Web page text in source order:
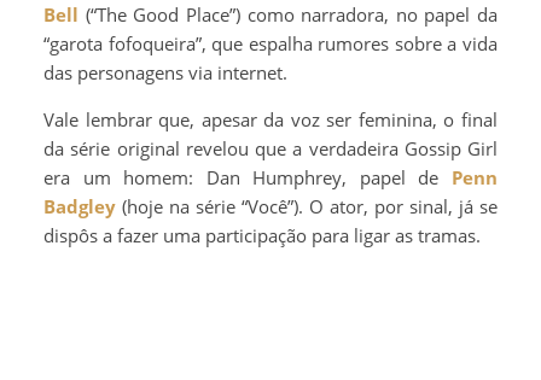
Bell (“The Good Place”) como narradora, no papel da
“garota fofoqueira”, que espalha rumores sobre a vida
das personagens via internet.
Vale lembrar que, apesar da voz ser feminina, o final
da série original revelou que a verdadeira Gossip Girl
era um homem: Dan Humphrey, papel de Penn
Badgley (hoje na série “Você”). O ator, por sinal, já se
dispôs a fazer uma participação para ligar as tramas.